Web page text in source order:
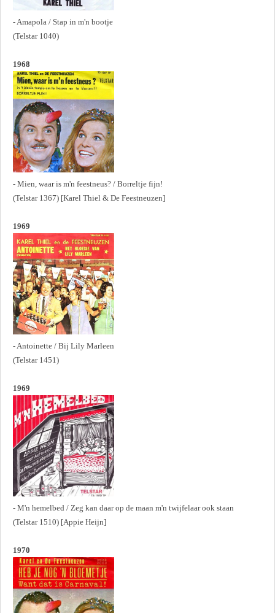
- Amapola / Stap in m'n bootje
(Telstar 1040)
1968
- Mien, waar is m'n feestneus? / Borreltje fijn!
(Telstar 1367) [Karel Thiel & De Feestneuzen]
1969
- Antoinette / Bij Lily Marleen
(Telstar 1451)
1969
- M'n hemelbed / Zeg kan daar op de maan m'n twijfelaar ook staan
(Telstar 1510) [Appie Heijn]
1970